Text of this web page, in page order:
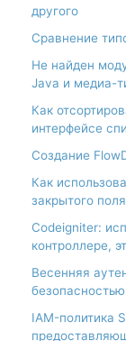
другого
Сравнение
Не найден
Java и медиа-
Как
интерфейсе
Создание
Как
закрытого
Codeigniter:
контроллере,
Весенняя
IAM-политика